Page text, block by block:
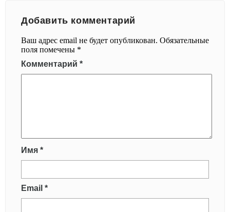
Добавить комментарий
Ваш адрес email не будет опубликован. Обязательные
поля помечены *
Комментарий *
Имя *
Email *